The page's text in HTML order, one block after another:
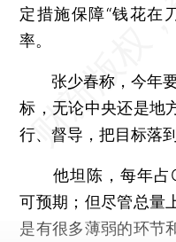
定措施保障“钱花在
率。
张少春称，今年要
标，无论中央还是地
行、督导，把目标落到
他坦陈，每年占
可预期；但尽管总量
是有很多薄弱的环节